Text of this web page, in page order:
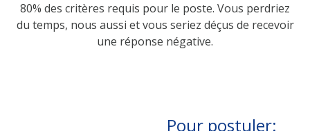
80% des critères requis pour le poste. Vous perdriez
du temps, nous aussi et vous seriez déçus de recevoir
une réponse négative.
Pour postuler: